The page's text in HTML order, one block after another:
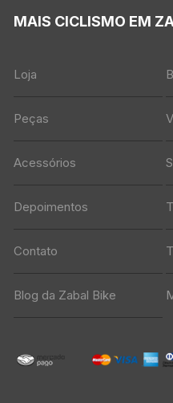
MAIS CICLISMO EM
Loja
Peças
Acessórios
Depoimentos
Contato
Blog da Zabal Bike